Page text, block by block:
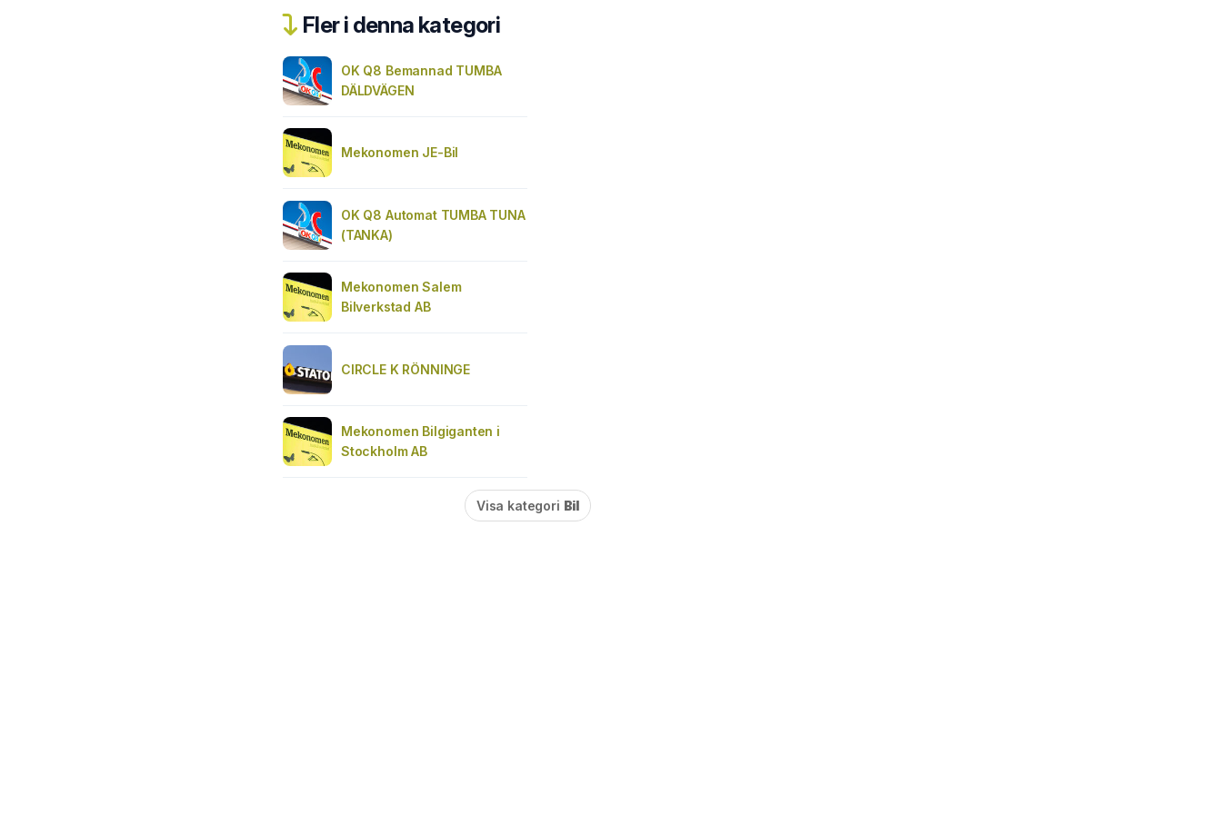
Fler i denna kategori
OK Q8 Bemannad TUMBA
DÄLDVÄGEN
Mekonomen JE-Bil
OK Q8 Automat TUMBA TUNA
(TANKA)
Mekonomen Salem
Bilverkstad AB
CIRCLE K RÖNNINGE
Mekonomen Bilgiganten i
Stockholm AB
Visa kategori Bil